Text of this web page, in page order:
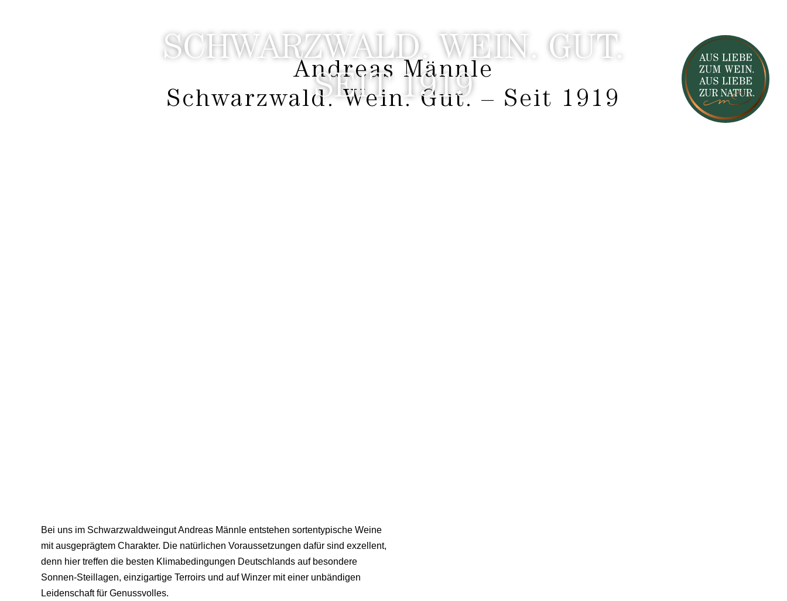
SCHWARZWALD. WEIN. GUT.
SEIT 1919
Andreas Männle
Schwarzwald. Wein. Gut. – Seit 1919
Bei uns im Schwarzwaldweingut Andreas Männle entstehen sortentypische Weine
mit ausgeprägtem Charakter. Die natürlichen Voraussetzungen dafür sind exzellent,
denn hier treffen die besten Klimabedingungen Deutschlands auf besondere
Sonnen-Steillagen, einzigartige Terroirs und auf Winzer mit einer unbändigen
Leidenschaft für Genussvolles.